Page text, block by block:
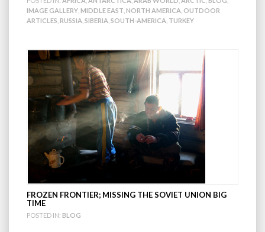
IMAGE GALLERY MIDDLE EAST NORTH AMERICA OUTDOOR
ARTICLES RUSSIA SIBERIA SOUTH-AMERICA TURKEY
FROZEN FRONTIER; MISSING THE SOVIET UNION BIG
TIME
POSTED IN: BLOG